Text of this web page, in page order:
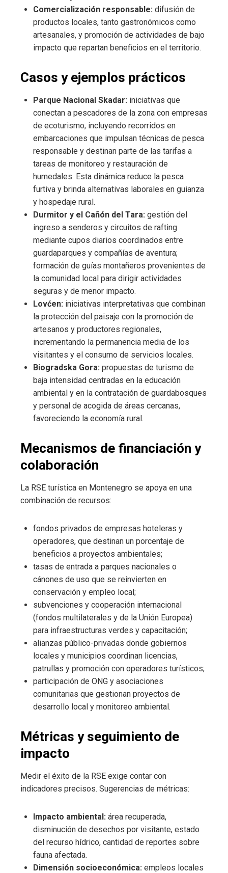
Comercialización responsable: difusión de
productos locales, tanto gastronómicos como
artesanales, y promoción de actividades de bajo
impacto que repartan beneficios en el territorio.
Casos y ejemplos prácticos
Parque Nacional Skadar: iniciativas que
conectan a pescadores de la zona con empresas
de ecoturismo, incluyendo recorridos en
embarcaciones que impulsan técnicas de pesca
responsable y destinan parte de las tarifas a
tareas de monitoreo y restauración de
humedales. Esta dinámica reduce la pesca
furtiva y brinda alternativas laborales en guianza
y hospedaje rural.
Durmitor y el Cañón del Tara: gestión del
ingreso a senderos y circuitos de rafting
mediante cupos diarios coordinados entre
guardaparques y compañías de aventura;
formación de guías montañeros provenientes de
la comunidad local para dirigir actividades
seguras y de menor impacto.
Lovćen: iniciativas interpretativas que combinan
la protección del paisaje con la promoción de
artesanos y productores regionales,
incrementando la permanencia media de los
visitantes y el consumo de servicios locales.
Biogradska Gora: propuestas de turismo de
baja intensidad centradas en la educación
ambiental y en la contratación de guardabosques
y personal de acogida de áreas cercanas,
favoreciendo la economía rural.
Mecanismos de financiación y
colaboración
La RSE turística en Montenegro se apoya en una
combinación de recursos:
fondos privados de empresas hoteleras y
operadores, que destinan un porcentaje de
beneficios a proyectos ambientales;
tasas de entrada a parques nacionales o
cánones de uso que se reinvierten en
conservación y empleo local;
subvenciones y cooperación internacional
(fondos multilaterales y de la Unión Europea)
para infraestructuras verdes y capacitación;
alianzas público-privadas donde gobiernos
locales y municipios coordinan licencias,
patrullas y promoción con operadores turísticos;
participación de ONG y asociaciones
comunitarias que gestionan proyectos de
desarrollo local y monitoreo ambiental.
Métricas y seguimiento de
impacto
Medir el éxito de la RSE exige contar con
indicadores precisos. Sugerencias de métricas:
Impacto ambiental: área recuperada,
disminución de desechos por visitante, estado
del recurso hídrico, cantidad de reportes sobre
fauna afectada.
Dimensión socioeconómica: empleos locales